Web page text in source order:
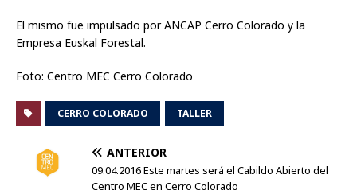
El mismo fue impulsado por ANCAP Cerro Colorado y la
Empresa Euskal Forestal.
Foto: Centro MEC Cerro Colorado
CERRO COLORADO TALLER
ANTERIOR
09.04.2016 Este martes será el Cabildo Abierto del
Centro MEC en Cerro Colorado